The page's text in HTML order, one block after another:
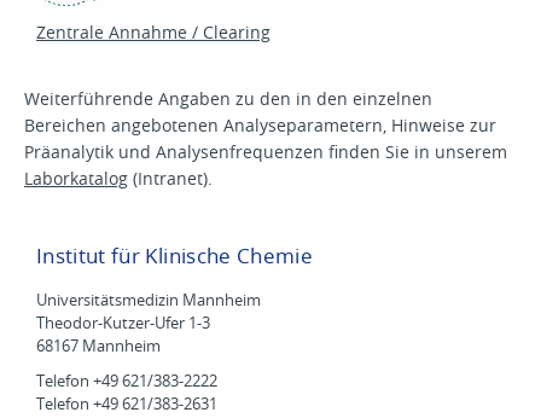
Zentrale Annahme / Clearing
Weiterführende Angaben zu den in den einzelnen
Bereichen angebotenen Analyseparametern, Hinweise zur
Präanalytik und Analysenfrequenzen finden Sie in unserem
Laborkatalog (Intranet).
Institut für Klinische Chemie
Universitätsmedizin Mannheim
Theodor-Kutzer-Ufer 1-3
68167 Mannheim
Telefon +49 621/383-2222
Telefon +49 621/383-2631